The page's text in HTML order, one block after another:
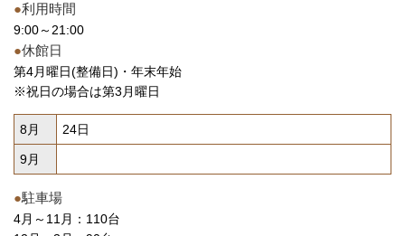
●利用時間
9:00～21:00
●休館日
第4月曜日(整備日)・年末年始
※祝日の場合は第3月曜日
8月 24日
9月
●駐車場
4月～11月：110台